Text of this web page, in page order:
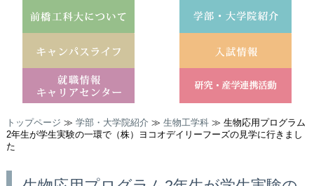
トップページ ≫ 学部・大学院紹介 ≫ 生物工学科≫ 生物応用プログラム
2年生が学生実験の一環で（株）ヨコオデイリーフーズの見学に行きまし
た